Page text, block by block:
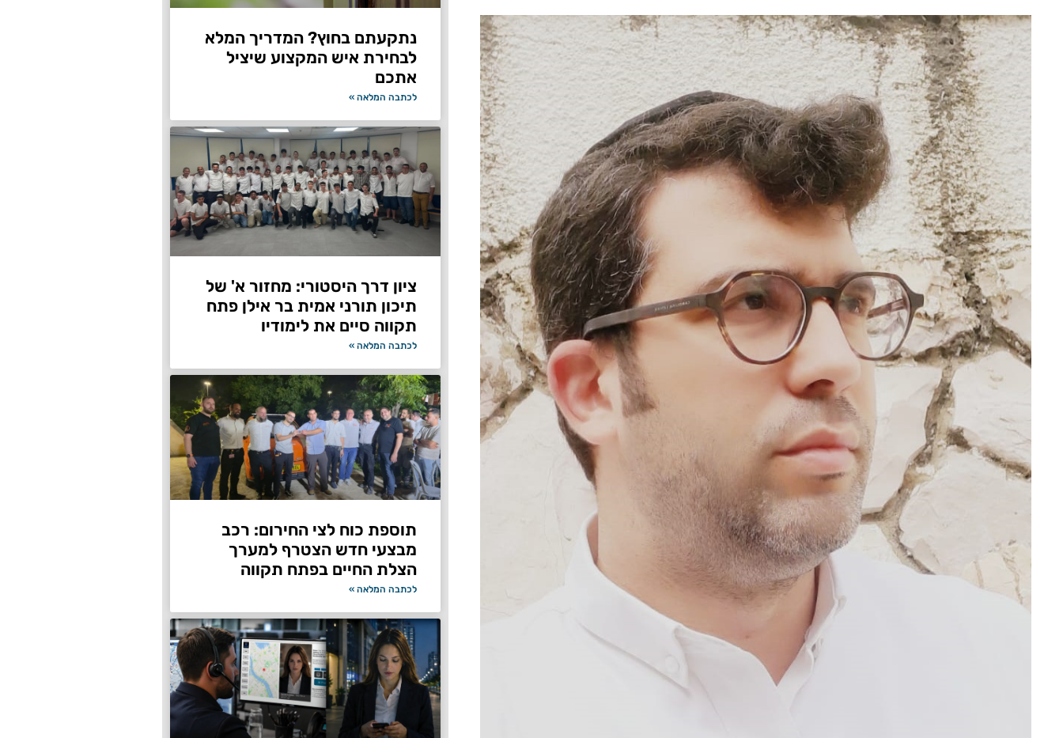
נתקעתם בחוץ? המדריך המלא
לבחירת איש המקצוע שיציל
אתכם
לכתבה המלאה »
ציון דרך היסטורי: מחזור א' של
תיכון תורני אמית בר אילן פתח
תקווה סיים את לימודיו
לכתבה המלאה »
תוספת כוח לצי החירום: רכב
מבצעי חדש הצטרף למערך
הצלת החיים בפתח תקווה
לכתבה המלאה »